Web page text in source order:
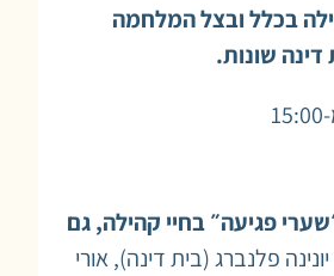
בכלל ובצל המלחמה
דינה שונות.
פגיעה״ בחיי קהילה, גם
פלנברג (בית דינה), אורי